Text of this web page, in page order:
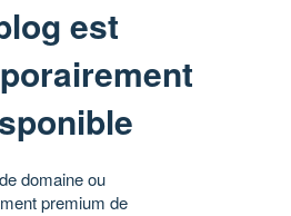
est
domaine ou
premium de